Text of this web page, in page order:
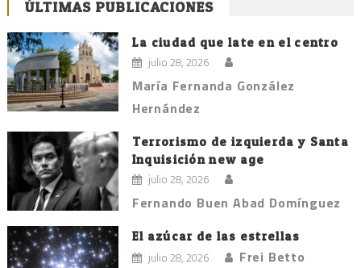
ÚLTIMAS PUBLICACIONES
La ciudad que late en el centro
julio 28, 2026
María Fernanda González
Hernández
Terrorismo de izquierda y Santa
Inquisición new age
julio 28, 2026
Fernando Buen Abad Domínguez
El azúcar de las estrellas
julio 28, 2026 Frei Betto